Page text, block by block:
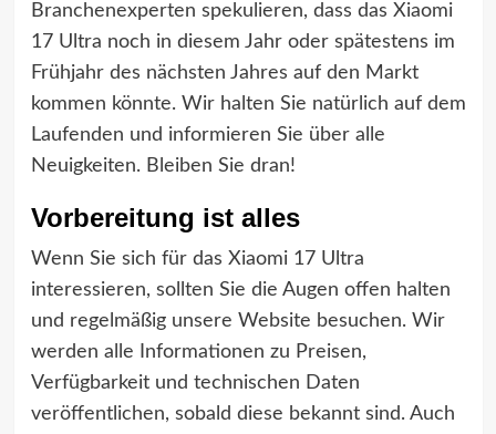
Branchenexperten spekulieren, dass das Xiaomi
17 Ultra noch in diesem Jahr oder spätestens im
Frühjahr des nächsten Jahres auf den Markt
kommen könnte. Wir halten Sie natürlich auf dem
Laufenden und informieren Sie über alle
Neuigkeiten. Bleiben Sie dran!
Vorbereitung ist alles
Wenn Sie sich für das Xiaomi 17 Ultra
interessieren, sollten Sie die Augen offen halten
und regelmäßig unsere Website besuchen. Wir
werden alle Informationen zu Preisen,
Verfügbarkeit und technischen Daten
veröffentlichen, sobald diese bekannt sind. Auch